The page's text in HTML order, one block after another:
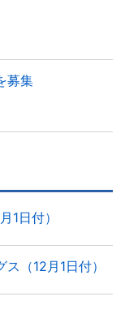
募集
1日付）
（12月1日付）